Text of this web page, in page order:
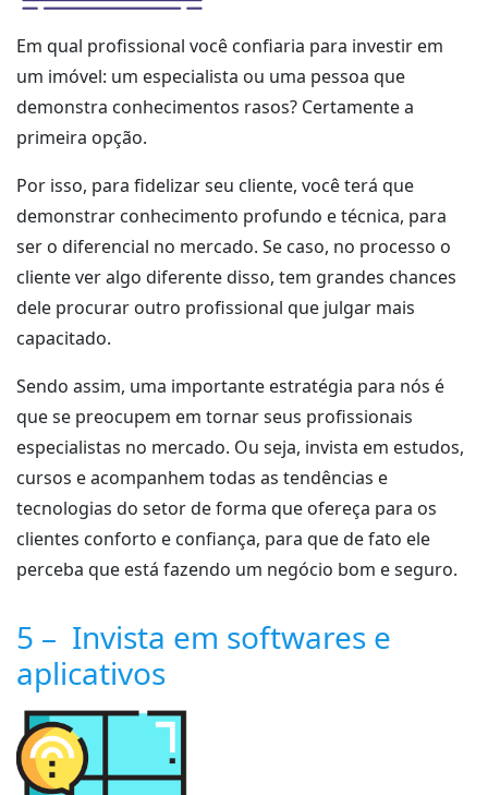
Em qual profissional você confiaria para investir em
um imóvel: um especialista ou uma pessoa que
demonstra conhecimentos rasos? Certamente a
primeira opção.
Por isso, para fidelizar seu cliente, você terá que
demonstrar conhecimento profundo e técnica, para
ser o diferencial no mercado. Se caso, no processo o
cliente ver algo diferente disso, tem grandes chances
dele procurar outro profissional que julgar mais
capacitado.
Sendo assim, uma importante estratégia para nós é
que se preocupem em tornar seus profissionais
especialistas no mercado. Ou seja, invista em estudos,
cursos e acompanhem todas as tendências e
tecnologias do setor de forma que ofereça para os
clientes conforto e confiança, para que de fato ele
perceba que está fazendo um negócio bom e seguro.
5 – Invista em softwares e
aplicativos